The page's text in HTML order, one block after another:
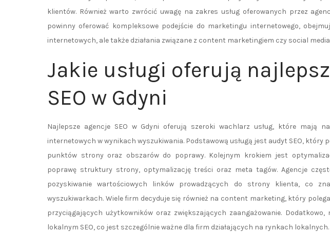
klientów. Również warto zwrócić uwagę na zakres usług oferowanych przez
powinny oferować kompleksowe podejście do marketingu internetowego,
internetowych, ale także działania związane z content marketingiem czy social
Jakie usługi oferują
SEO w Gdyni
Najlepsze agencje SEO w Gdyni oferują szeroki wachlarz usług, które mają
internetowych w wynikach wyszukiwania. Podstawową usługą jest audyt SEO, który
punktów strony oraz obszarów do poprawy. Kolejnym krokiem jest
poprawę struktury strony, optymalizację treści oraz meta tagów. Agencje
pozyskiwanie wartościowych linków prowadzących do strony klienta, co
wyszukiwarkach. Wiele firm decyduje się również na content marketing, który
przyciągających użytkowników oraz zwiększających zaangażowanie.
lokalnym SEO, co jest szczególnie ważne dla firm działających na rynkach lokalnych.